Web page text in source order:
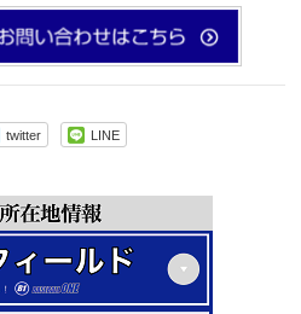
twitter LINE